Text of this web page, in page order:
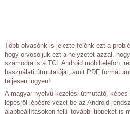
Több olvasónk is jelezte felénk ezt a
hogy orvosoljuk ezt a helyzetet azzal,
számodra is a TCL Android mobiltelefon,
használati útmutatóját, amit PDF
teljesen ingyen!
A magyar nyelvű kezelési útmutató,
lépésről-lépésre vezet be az Android
alapbeállításokon felül további tippeket is